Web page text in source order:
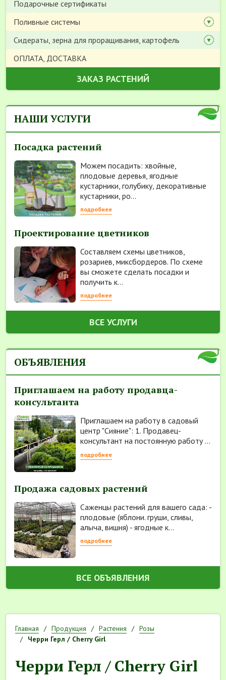
Подарочные сертификаты
Поливные системы
Сидераты, зерна для проращивания, картофель
ОПЛАТА, ДОСТАВКА
ЗАКАЗ РАСТЕНИЙ
НАШИ УСЛУГИ
Посадка растений
Можем посадить: хвойные,
плодовые деревья, ягодные
кустарники, голубику, декоративные
кустарники, ро...
подробнее
Проектирование цветников
Составляем схемы цветников,
розариев, миксбордеров. По схеме
вы сможете сделать посадки и
получить к...
подробнее
ВСЕ УСЛУГИ
ОБЪЯВЛЕНИЯ
Приглашаем на работу продавца-
консультанта
Приглашаем на работу в садовый
центр "Сияние": 1. Продавец-
консультант на постоянную работу ...
подробнее
Продажа садовых растений
Саженцы растений для вашего сада: -
плодовые (яблони. груши, сливы,
алыча, вишня) - ягодные к...
подробнее
ВСЕ ОБЪЯВЛЕНИЯ
Главная Продукция Растения
Розы
Черри Герл / Cherry Girl
Черри Герл / Cherry Girl